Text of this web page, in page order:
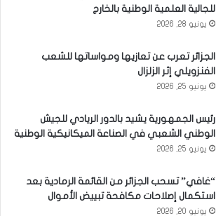
للجالية العلمية الوطنية بالخارج
يونيو 28, 2026
الجزائر تعرب عن تعازيها ومواساتها للشعب
الفنزويلي إثر الزلزال
يونيو 25, 2026
رئيس الجمهورية يشيد بالدور الريادي للجيش
الوطني الشعبي في الصناعة الميكانيكية الوطنية
يونيو 25, 2026
“غافي” تسحب الجزائر من القائمة الرمادية بعد
استكمال إصلاحات مكافحة تبييض الأموال
يونيو 20, 2026